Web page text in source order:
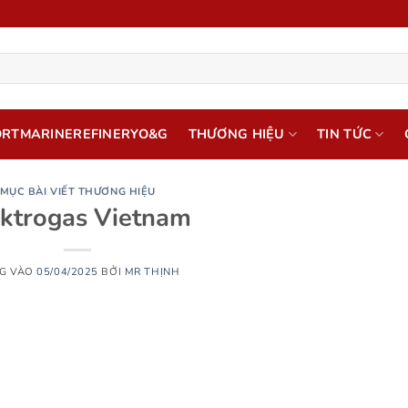
THƯƠNG HIỆU TIN TỨC
MỤC BÀI VIẾT THƯƠNG HIỆU
Vietnam
VÀO05/04/2025 BỞI MR THỊNH